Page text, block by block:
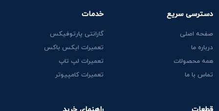
دسترسی سریع
صفحه اصلی
درباره ما
همه محصولات
تماس با ما
خدمات
گارانتی پارتوفیکس
تعمیرات ایکس باکس
تعمیرات لپ تاپ
تعمیرات کامپیوتر